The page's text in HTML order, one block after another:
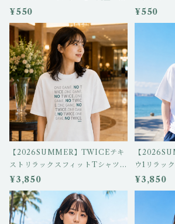
o-ak-02
¥550
-ak-01
¥550
【2026SUMMER】TWICEテキ
ストリラックスフィットTシャツ
igo-LFT-o_02
¥3,850
【
ウ1リラッ
go-LFT-
¥3,850